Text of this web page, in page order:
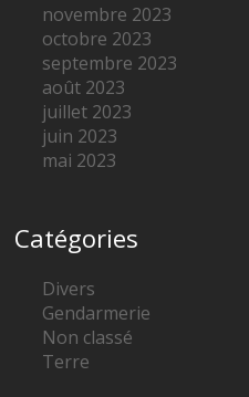
novembre 2023
octobre 2023
septembre 2023
août 2023
juillet 2023
juin 2023
mai 2023
Catégories
Divers
Gendarmerie
Non classé
Terre